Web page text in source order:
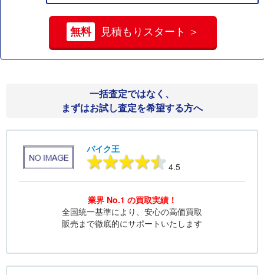
無料 見積もりスタート ＞
一括査定ではなく、
まずはお試し査定を希望する方へ
バイク王
4.5
業界 No.1 の買取実績！
全国統一基準により、安心の高価買取
販売まで徹底的にサポートいたします